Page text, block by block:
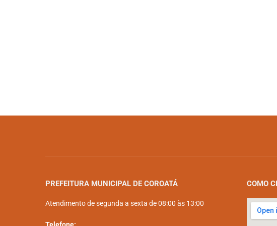
PREFEITURA MUNICIPAL DE COROATÁ
Atendimento de segunda a sexta de 08:00 às 13:00
COMO